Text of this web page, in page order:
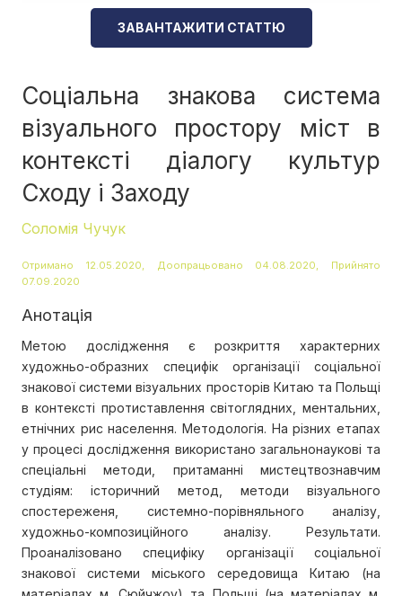
ЗАВАНТАЖИТИ СТАТТЮ
Соціальна знакова система
візуального простору міст в
контексті діалогу культур
Сходу і Заходу
Соломія Чучук
Отримано 12.05.2020, Доопрацьовано 04.08.2020, Прийнято
07.09.2020
Анотація
Метою дослідження є розкриття характерних
художньо-образних специфік організації соціальної
знакової системи візуальних просторів Китаю та Польщі
в контексті протиставлення світоглядних, ментальних,
етнічних рис населення. Методологія. На різних етапах
у процесі дослідження використано загальнонаукові та
спеціальні методи, притаманні мистецтвознавчим
студіям: історичний метод, методи візуального
спостереженя, системно-порівняльного аналізу,
художньо-композиційного аналізу. Результати.
Проаналізовано специфіку організації соціальної
знакової системи міського середовища Китаю (на